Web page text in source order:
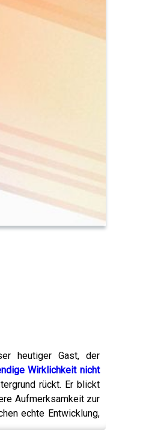
heutiger Gast, der
Wirklichkeit nicht
rückt. Er blickt
Aufmerksamkeit zur
echte Entwicklung,